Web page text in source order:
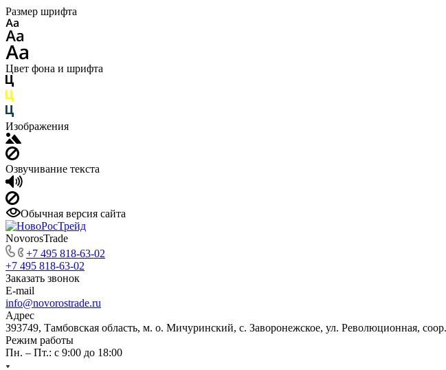
Размер шрифта
Цвет фона и шрифта
Изображения
Озвучивание текста
Обычная версия сайта
NovorosTrade
+7 495 818-63-02
+7 495 818-63-02
Заказать звонок
E-mail
info@novorostrade.ru
Адрес
393749, Тамбовская область, м. о. Мичуринский, с. Заворонежское, ул. Революционная,
Режим работы
Пн. – Пт.: с 9:00 до 18:00